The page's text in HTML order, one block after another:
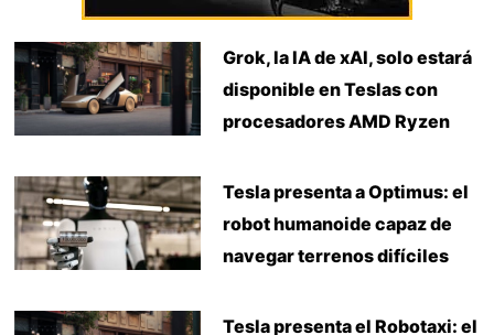
Grok, la IA de xAI, solo estará
disponible en Teslas con
procesadores AMD Ryzen
Tesla presenta a Optimus: el
robot humanoide capaz de
navegar terrenos difíciles
Tesla presenta el Robotaxi: el